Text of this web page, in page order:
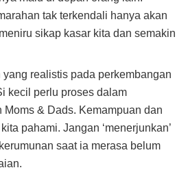
tak terkendali hanya akan
sikap kasar kita dan semakin
yang realistis pada perkembangan
kecil perlu proses dalam
Moms & Dads. Kemampuan dan
pahami. Jangan ‘menerjunkan’
saat ia merasa belum